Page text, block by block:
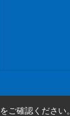
をご確認ください。